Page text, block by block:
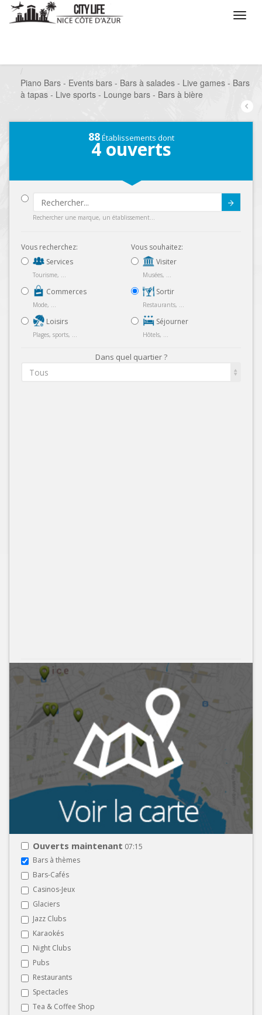
Piano Bars - Events bars - Bars à salades - Live games - Bars
à tapas - Live sports - Lounge bars - Bars à bière
88Établissements dont
4ouverts
Rechercher une marque, un établissement...
Vous recherchez:
Services
Tourisme, ...
Commerces
Mode, ...
Loisirs
Plages, sports, ...
Vous souhaitez:
Visiter
Musées, ...
Sortir
Restaurants, ...
Séjourner
Hôtels, ...
Dans quel quartier ?
Tous
Ouverts maintenant 07:15
Bars à thèmes
Bars-Cafés
Casinos-Jeux
Glaciers
Jazz Clubs
Karaokés
Night Clubs
Pubs
Restaurants
Spectacles
Tea & Coffee Shop